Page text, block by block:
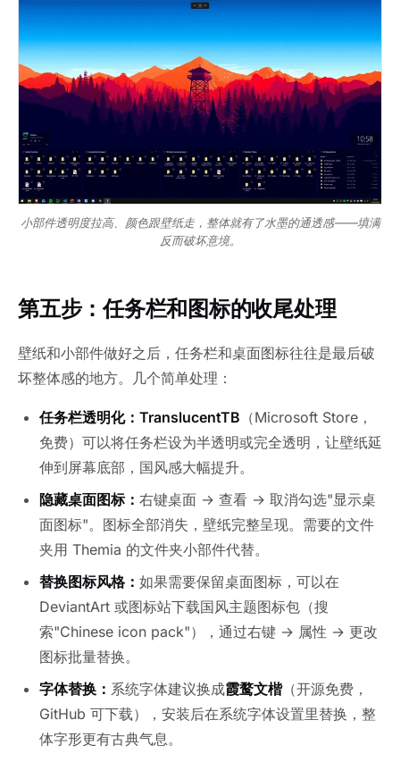
小部件透明度拉高、颜色跟壁纸走，整体就有了水墨的通透感——填满
反而破坏意境。
第五步：任务栏和图标的收尾处理
壁纸和小部件做好之后，任务栏和桌面图标往往是最后破
坏整体感的地方。几个简单处理：
任务栏透明化： TranslucentTB （Microsoft Store，
免费）可以将任务栏设为半透明或完全透明，让壁纸延
伸到屏幕底部，国风感大幅提升。
隐藏桌面图标： 右键桌面 → 查看 → 取消勾选"显示桌
面图标"。图标全部消失，壁纸完整呈现。需要的文件
夹用 Themia 的文件夹小部件代替。
替换图标风格： 如果需要保留桌面图标，可以在
DeviantArt 或图标站下载国风主题图标包（搜
索"Chinese icon pack"），通过右键 → 属性 → 更改
图标批量替换。
字体替换： 系统字体建议换成霞鹜文楷（开源免费，
GitHub 可下载），安装后在系统字体设置里替换，整
体字形更有古典气息。